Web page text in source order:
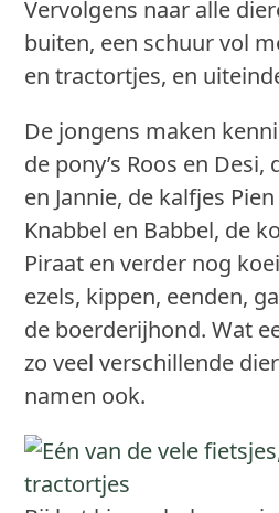
Vervolgens naar alle
buiten, een schuur vol
en tractortjes, en
De jongens maken
de pony’s Roos en
en Jannie, de kalfjes
Knabbel en Babbel, de
Piraat en verder nog
ezels, kippen, eenden,
de boerderijhond. Wat
zo veel verschillende
namen ook.